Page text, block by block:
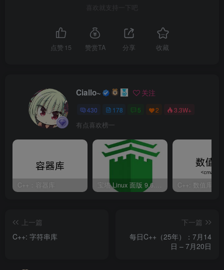
喜欢就支持一下吧
点赞 15 赞赏TA 分享 收藏
Ciallo~ 关注
430 178 5 2 3.3W+
有点喜欢榜一
C++：容器库 宝塔 Linux 面版 9.6.0 企业版/开心版详细教程 C++: 数值库
上一篇
C++: 字符串库
下一篇
每日C++（25年）：7月14
日 – 7月20日